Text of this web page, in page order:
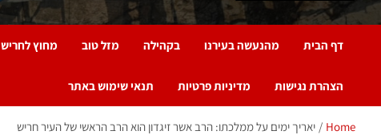
חריש 634
חדשות הקהילות בחריש
דף הבית מהנעשה בעירנו בקהילה מזל טוב מחוץ לחריש
הצהרת נגישות מדיניות פרטיות תנאי שימוש באתר
Home יאריך ימים על ממלכתו: הרב אשר זיגדון הוא הרב הראשי של העיר חריש